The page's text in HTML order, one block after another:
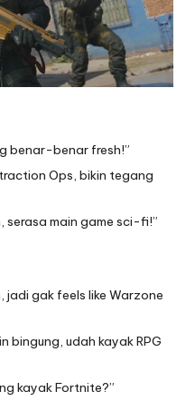
benar-benar fresh!”
Ops, bikin tegang
serasa main game sci-fi!”
jadi gak feels like Warzone
bingung, udah kayak RPG
kayak Fortnite?”